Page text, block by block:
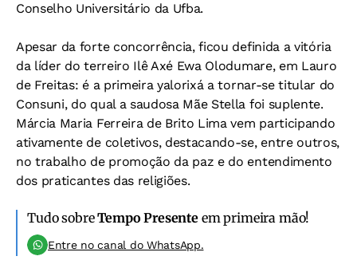
Conselho Universitário da Ufba.
Apesar da forte concorrência, ficou definida a vitória
da líder do terreiro Ilê Axé Ewa Olodumare, em Lauro
de Freitas: é a primeira yalorixá a tornar-se titular do
Consuni, do qual a saudosa Mãe Stella foi suplente.
Márcia Maria Ferreira de Brito Lima vem participando
ativamente de coletivos, destacando-se, entre outros,
no trabalho de promoção da paz e do entendimento
dos praticantes das religiões.
Tudo sobreTempo Presente em primeira mão!
Entre no canal do WhatsApp.